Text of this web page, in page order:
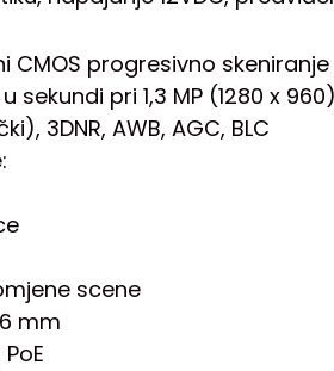
CMOS progresivno skeniranje
sekundi pri 1,3 MP (1280 x 960)
3DNR, AWB, AGC, BLC
scene
mm